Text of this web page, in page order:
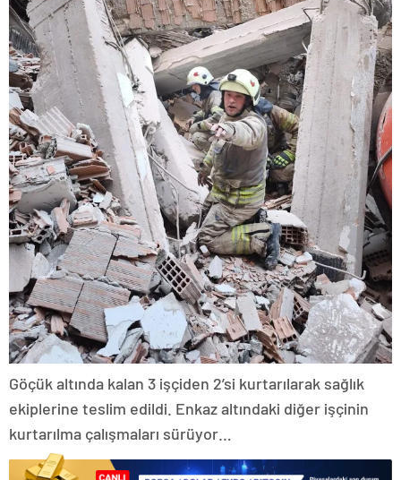
Göçük altında kalan 3 işçiden 2’si kurtarılarak sağlık
ekiplerine teslim edildi. Enkaz altındaki diğer işçinin
kurtarılma çalışmaları sürüyor…